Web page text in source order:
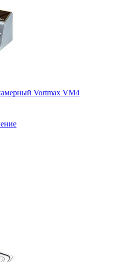
Vortmax VM4